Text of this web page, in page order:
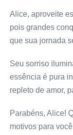
Alice, aproveite
pois grandes
que sua jornada
Seu sorriso
essência é pura
repleto de amor,
Parabéns, Alice!
motivos para